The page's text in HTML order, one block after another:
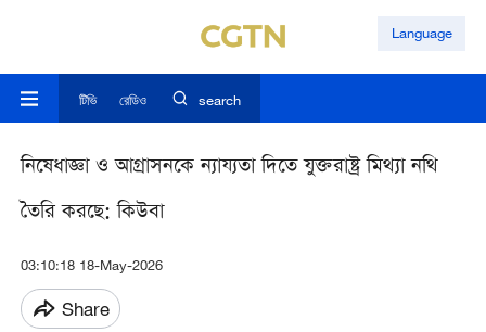
Language
টিভি রেডিও search
নিষেধাজ্ঞা ও আগ্রাসনকে ন্যায্যতা দিতে যুক্তরাষ্ট্র মিথ্যা নথি
তৈরি করছে: কিউবা
03:10:18 18-May-2026
Share